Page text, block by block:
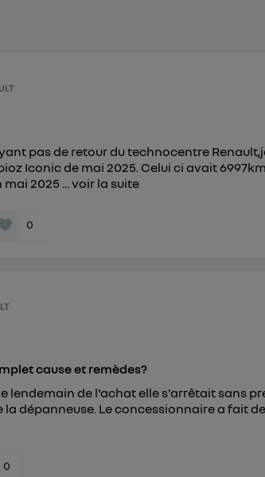
pas de retour du technocentre
Iconic de mai 2025. Celui ci avait
2025 ...voir la suite
0
cause et remèdes?
lendemain de l'achat elle s'arrêtait sans
dépanneuse. Le concessionnaire a fait
0
sur
» en bas de ce site. Pour plus